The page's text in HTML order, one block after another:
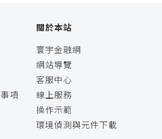
項
關於本站
寰宇金融網
網站導覽
客服中心
線上服務
操作示範
環境偵測與元件下載